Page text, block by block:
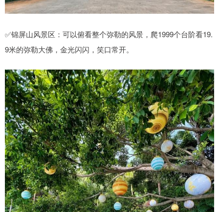
✅锦屏山风景区：可以俯看整个弥勒的风景，爬1999个台阶看19.
9米的弥勒大佛，金光闪闪，笑口常开。